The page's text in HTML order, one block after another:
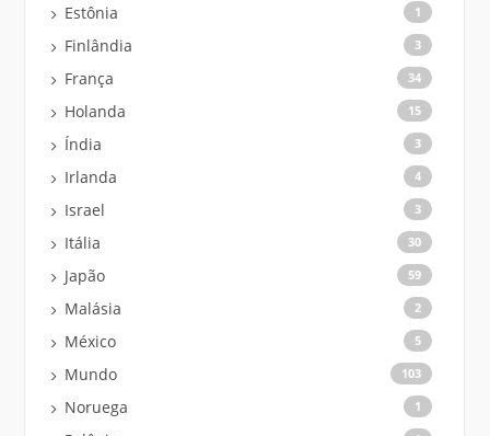
Estônia 1
Finlândia 3
França 34
Holanda 15
Índia 3
Irlanda 4
Israel 3
Itália 30
Japão 59
Malásia 2
México 5
Mundo 103
Noruega 1